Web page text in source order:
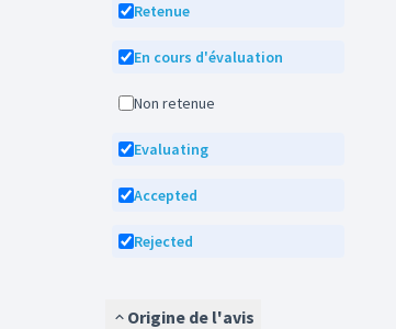
Retenue
En cours d'évaluation
Non retenue
Evaluating
Accepted
Rejected
Origine de l'avis